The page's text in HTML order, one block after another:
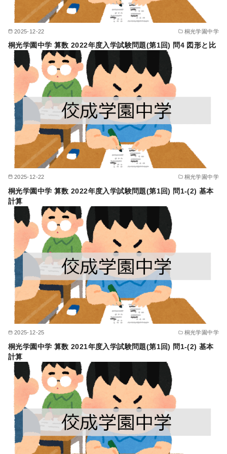
2025-12-22 桐光学園中学
桐光学園中学 算数 2022年度入学試験問題(第1回) 問4 図形と比
2025-12-22 桐光学園中学
桐光学園中学 算数 2022年度入学試験問題(第1回) 問1-(2) 基本
計算
2025-12-25 桐光学園中学
桐光学園中学 算数 2021年度入学試験問題(第1回) 問1-(2) 基本
計算